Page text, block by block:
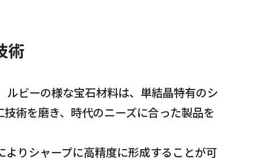
術
ビーの様な宝石材料は、単結晶特有のシ
術を磨き、時代のニーズに合った製品を
りシャープに高精度に形成することが可